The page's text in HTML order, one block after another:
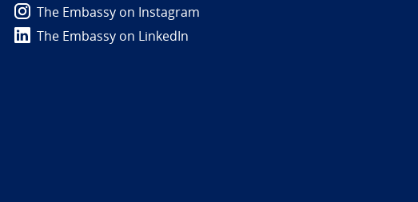
The Embassy on Instagram
The Embassy on LinkedIn